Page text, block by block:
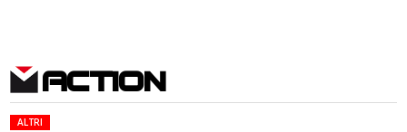
ACTION
ALTRI